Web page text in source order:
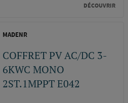
DÉCOUVRIR
MADENR
COFFRET PV AC/DC 3-
6KWC MONO
2ST.1MPPT E042